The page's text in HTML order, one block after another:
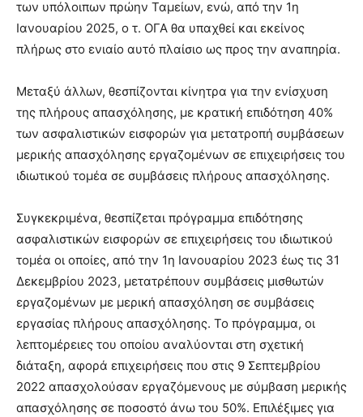
των υπόλοιπων πρώην Ταμείων, ενώ, από την 1η
Ιανουαρίου 2025, ο τ. ΟΓΑ θα υπαχθεί και εκείνος
πλήρως στο ενιαίο αυτό πλαίσιο ως προς την αναπηρία.
Μεταξύ άλλων, θεσπίζονται κίνητρα για την ενίσχυση
της πλήρους απασχόλησης, με κρατική επιδότηση 40%
των ασφαλιστικών εισφορών για μετατροπή συμβάσεων
μερικής απασχόλησης εργαζομένων σε επιχειρήσεις του
ιδιωτικού τομέα σε συμβάσεις πλήρους απασχόλησης.
Συγκεκριμένα, θεσπίζεται πρόγραμμα επιδότησης
ασφαλιστικών εισφορών σε επιχειρήσεις του ιδιωτικού
τομέα οι οποίες, από την 1η Ιανουαρίου 2023 έως τις 31
Δεκεμβρίου 2023, μετατρέπουν συμβάσεις μισθωτών
εργαζομένων με μερική απασχόληση σε συμβάσεις
εργασίας πλήρους απασχόλησης. Το πρόγραμμα, οι
λεπτομέρειες του οποίου αναλύονται στη σχετική
διάταξη, αφορά επιχειρήσεις που στις 9 Σεπτεμβρίου
2022 απασχολούσαν εργαζόμενους με σύμβαση μερικής
απασχόλησης σε ποσοστό άνω του 50%. Επιλέξιμες για